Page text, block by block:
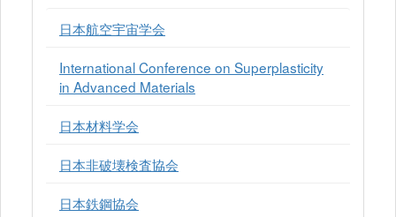
日本航空宇宙学会
International Conference on Superplasticity
in Advanced Materials
日本材料学会
日本非破壊検査協会
日本鉄鋼協会